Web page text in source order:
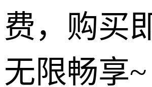
费，购买
无限畅享~